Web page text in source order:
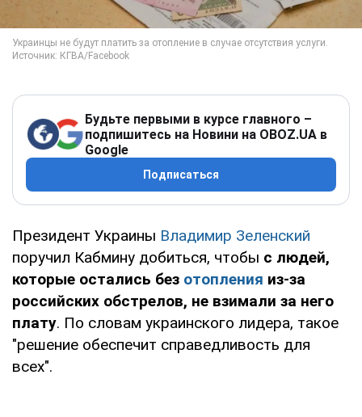
Будьте первыми в курсе главного –
подпишитесь на Новини на OBOZ.UA в
Google
Подписаться
Президент Украины Владимир Зеленский
поручил Кабмину добиться, чтобы с людей,
которые остались без отопления из-за
российских обстрелов, не взимали за него
плату. По словам украинского лидера, такое
"решение обеспечит справедливость для
всех".